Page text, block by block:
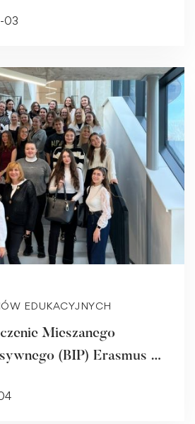
03
EDUKACYJNYCH
Mieszanego
(BIP) Erasmus +: